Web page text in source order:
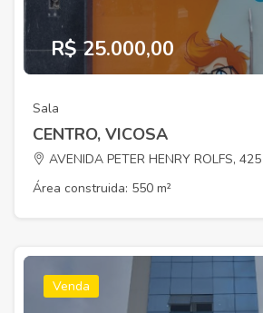
R$ 25.000,00
Sala
CENTRO, VICOSA
AVENIDA PETER HENRY ROLFS, 425
Área construida: 550 m²
Venda